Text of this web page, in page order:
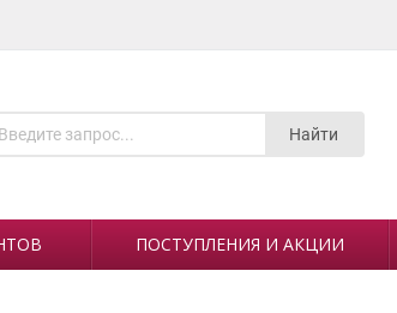
Найти
ПОСТУПЛЕНИЯ И АКЦИИ